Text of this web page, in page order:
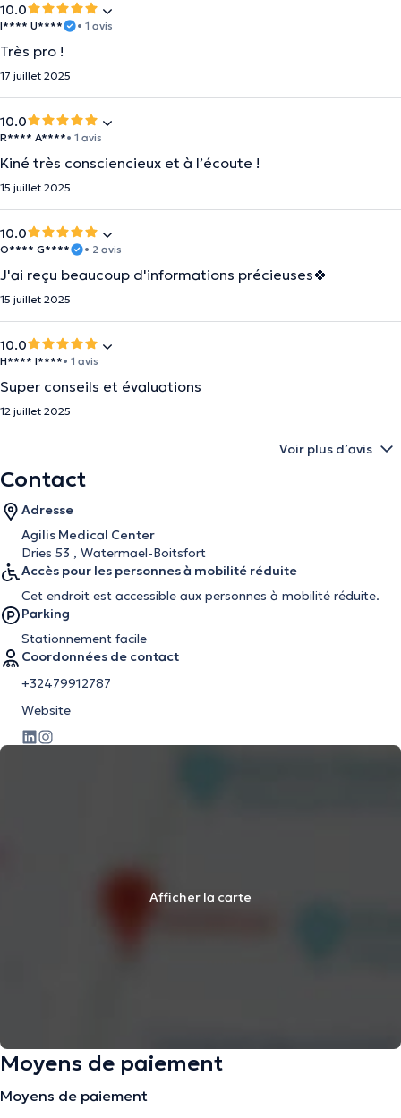
10.0
I**** U**** • 1 avis
Très pro !
17 juillet 2025
10.0
R**** A****• 1 avis
Kiné très consciencieux et à l’écoute !
15 juillet 2025
10.0
O**** G**** • 2 avis
J'ai reçu beaucoup d'informations précieuses🍀
15 juillet 2025
10.0
H**** I****• 1 avis
Super conseils et évaluations
12 juillet 2025
Voir plus d’avis
Contact
Adresse
Agilis Medical Center
Dries 53 , Watermael-Boitsfort
Accès pour les personnes à mobilité réduite
Cet endroit est accessible aux personnes à mobilité réduite.
Parking
Stationnement facile
Coordonnées de contact
+32479912787
Website
Afficher la carte
Moyens de paiement
Moyens de paiement